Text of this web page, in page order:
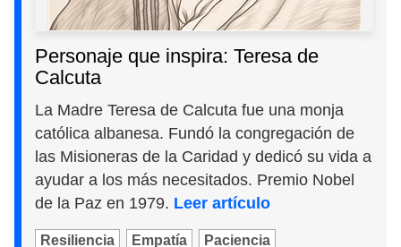
Personaje que inspira: Teresa de
Calcuta
La Madre Teresa de Calcuta fue una monja
católica albanesa. Fundó la congregación de
las Misioneras de la Caridad y dedicó su vida a
ayudar a los más necesitados. Premio Nobel
de la Paz en 1979. Leer artículo
Resiliencia Empatía Paciencia